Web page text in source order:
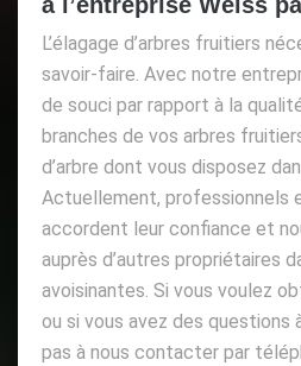
L’élagage d’arbres fruitiers
savoir-faire. Avec notre
de souci par rapport à la
branches de vos arbres
d’arbre dont vous disposez
Actuellement, professionnels
accordent leur confiance et
auprès d’autres propriétaires
avoisinantes. Si vous voulez
ou si vous avez des questions
pas à nous contacter par